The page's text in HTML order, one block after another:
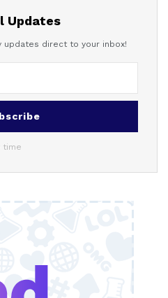
Updates
updates direct to your inbox!
time